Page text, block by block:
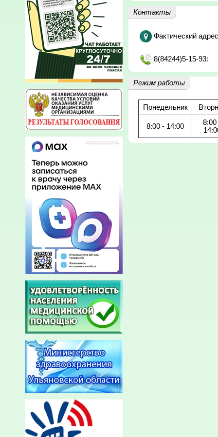
Контакты
Фактический
8(84244)5-15-93:
Режим работы
Понедельник
8:00 - 14:00
8:00